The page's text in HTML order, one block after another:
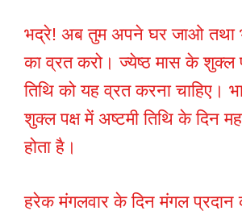
भद्रे! अब तुम अपने घर जाओ तथा
का व्रत करो। ज्येष्ठ मास के शुक्ल
तिथि को यह व्रत करना चाहिए।
शुक्ल पक्ष में अष्टमी तिथि के दिन
होता है।
हरेक मंगलवार के दिन मंगल प्रदान